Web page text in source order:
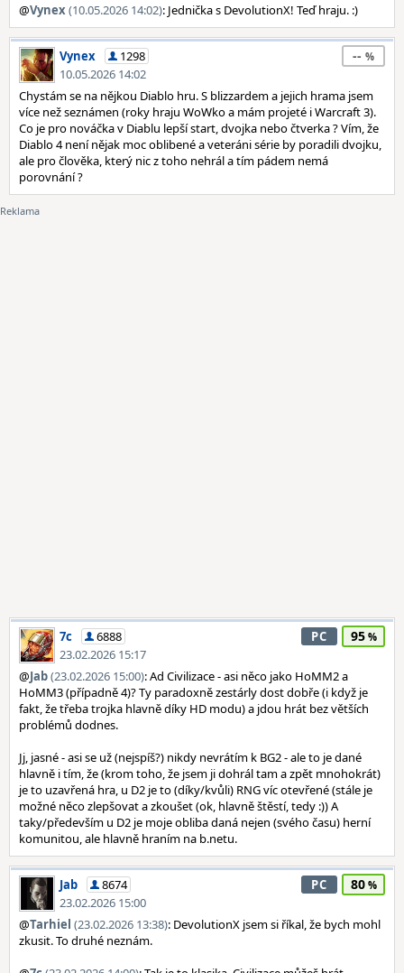
@Vynex(10.05.2026 14:02): Jednička s DevolutionX! Teď hraju. :)
Vynex
1298
10.05.2026 14:02
--
Chystám se na nějkou Diablo hru. S blizzardem a jejich hrama jsem
více než seznámen (roky hraju WoWko a mám projeté i Warcraft 3).
Co je pro nováčka v Diablu lepší start, dvojka nebo čtverka ? Vím, že
Diablo 4 není nějak moc oblibené a veteráni série by poradili dvojku,
ale pro člověka, který nic z toho nehrál a tím pádem nemá
porovnání ?
7c
6888
23.02.2026 15:17
PC 95
@Jab(23.02.2026 15:00): Ad Civilizace - asi něco jako HoMM2 a
HoMM3 (případně 4)? Ty paradoxně zestárly dost dobře (i když je
fakt, že třeba trojka hlavně díky HD modu) a jdou hrát bez větších
problémů dodnes.
Jj, jasné - asi se už (nejspíš?) nikdy nevrátím k BG2 - ale to je dané
hlavně i tím, že (krom toho, že jsem ji dohrál tam a zpět mnohokrát)
je to uzavřená hra, u D2 je to (díky/kvůli) RNG víc otevřené (stále je
možné něco zlepšovat a zkoušet (ok, hlavně štěstí, tedy :)) A
taky/především u D2 je moje obliba daná nejen (svého času) herní
komunitou, ale hlavně hraním na b.netu.
Jab
8674
23.02.2026 15:00
PC 80
@Tarhiel (23.02.2026 13:38): DevolutionX jsem si říkal, že bych mohl
zkusit. To druhé neznám.